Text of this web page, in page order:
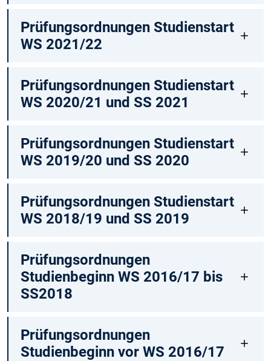
Prüfungsordnungen Studienstart
WS 2021/22
Prüfungsordnungen Studienstart
WS 2020/21 und SS 2021
Prüfungsordnungen Studienstart
WS 2019/20 und SS 2020
Prüfungsordnungen Studienstart
WS 2018/19 und SS 2019
Prüfungsordnungen
Studienbeginn WS 2016/17 bis
SS2018
Prüfungsordnungen
Studienbeginn vor WS 2016/17